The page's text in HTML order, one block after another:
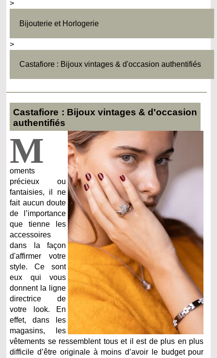
>
Bijouterie et Horlogerie
>
Castafiore : Bijoux vintages & d'occasion authentifiés
Castafiore : Bijoux vintages & d'occasion
authentifiés
M
oments
précieux ou
fantaisies, il ne
fait aucun doute
de l’importance
que tienne les
accessoires
dans la façon
d'affirmer votre
style. Ce sont
eux qui vous
donnent la ligne
directrice de
votre look. En
effet, dans les
magasins, les
vêtements se ressemblent tous et il est de plus en plus
difficile d’être originale à moins d’avoir le budget pour